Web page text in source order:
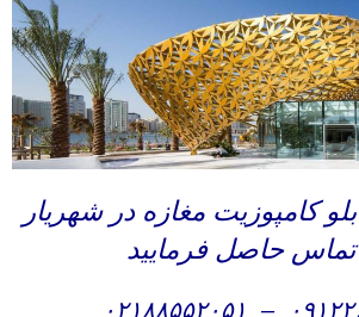
کامپوزیت مغازه در شهریار
تماس حاصل فرمایید
– ۰۲۱۸۸۵۵۲۰۵۱